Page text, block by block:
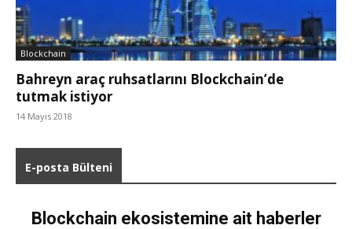
Blockchain
Bahreyn araç ruhsatlarını Blockchain’de
tutmak istiyor
14 Mayıs 2018
E-posta Bülteni
Blockchain ekosistemine ait haberler